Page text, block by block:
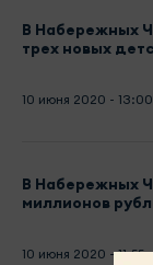
В Набережных
трех новых
10 июня 2020 - 13:00
В Набережных
миллионов
10 июня 2020 - 11:55